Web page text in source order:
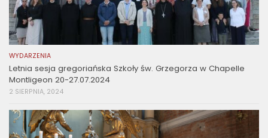
WYDARZENIA
Letnia sesja gregoriańska Szkoły św. Grzegorza w Chapelle
Montligeon 20-27.07.2024
2 SIERPNIA, 2024